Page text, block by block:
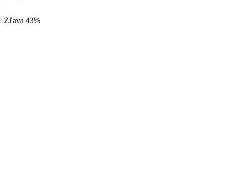
Zľava 43%